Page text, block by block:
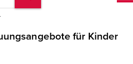
Händen
für Kinder